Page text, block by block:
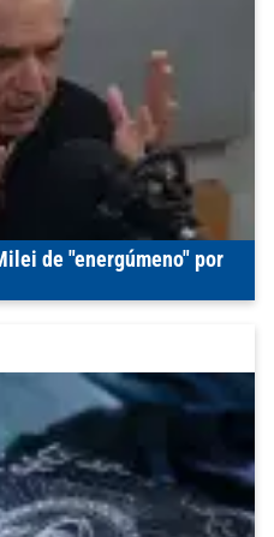
de "energúmeno" por